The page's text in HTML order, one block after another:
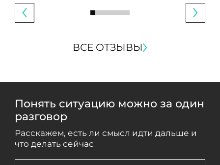
ВСЕ ОТЗЫВЫ
Понять ситуацию можно за один
разговор
Расскажем, есть ли смысл идти дальше и
что делать сейчас